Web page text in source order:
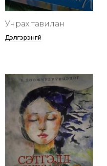
Учрах тавилан
Дэлгэрэнгүй